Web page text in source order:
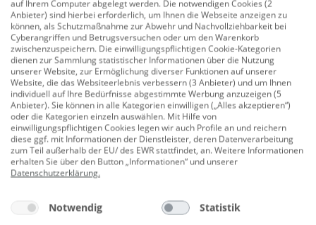
Kartoninhalt folgen.
Nicht-rektifizierte Fliesen sollten mit einer Mindestfuge
von 5 mm verlegt werden.
Hinweis zum Onlinekauf von Fliesen:
Wir sind beim Fliesenversand stets bemüht, Fliesen mit
gleicher Chargen-Nummer zu versenden. Bitte achten
Sie dennoch darauf, Fliesen aus mehreren Kartons zu
mischen, um ein einheitliches und homogenes
Gesamtbild zu erhalten. Des Weiteren sollten Fliesen
immer vor der Verlegung geprüft werden.
finden Sie im Sortiment.
auf Ihrem Computer abgelegt werden. Die notwendigen Cookies (2
Anbieter) sind hierbei erforderlich, um Ihnen die Webseite anzeigen zu
können, als Schutzmaßnahme zur Abwehr und Nachvollziehbarkeit bei
Cyberangriffen und Betrugsversuchen oder um den Warenkorb
zwischenzuspeichern. Die einwilligungspflichtigen Cookie-Kategorien
dienen zur Sammlung statistischer Informationen über die Nutzung
unserer Website, zur Ermöglichung diverser Funktionen auf unserer
Website, die das Websiteerlebnis verbessern (3 Anbieter) und um Ihnen
individuell auf Ihre Bedürfnisse abgestimmte Werbung anzuzeigen (5
Anbieter). Sie können in alle Kategorien einwilligen („Alles akzeptieren“)
oder die Kategorien einzeln auswählen. Mit Hilfe von
einwilligungspflichtigen Cookies legen wir auch Profile an und reichern
diese ggf. mit Informationen der Dienstleister, deren Datenverarbeitung
zum Teil außerhalb der EU/ des EWR stattfindet, an. Weitere Informationen
erhalten Sie über den Button „Informationen“ und unserer
Datenschutzerklärung.
Notwendig
Statistik